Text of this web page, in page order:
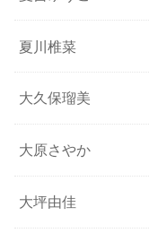
夏川椎菜
大久保瑠美
大原さやか
大坪由佳